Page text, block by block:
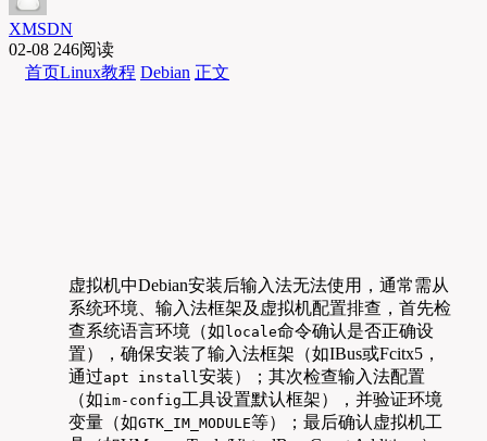
XMSDN
02-08 246阅读
首页Linux教程 Debian 正文
虚拟机中Debian安装后输入法无法使用，通常需从
系统环境、输入法框架及虚拟机配置排查，首先检
查系统语言环境（如 locale命令确认是否正确设
置），确保安装了输入法框架（如IBus或Fcitx5，
通过apt install安装）；其次检查输入法配置
（如im-config工具设置默认框架），并验证环境
变量（如GTK_IM_MODULE等）；最后确认虚拟机工